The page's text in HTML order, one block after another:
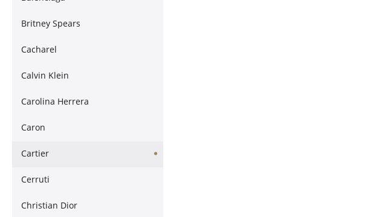
Britney Spears
Cacharel
Calvin Klein
Carolina Herrera
Caron
Cartier
Cerruti
Christian Dior